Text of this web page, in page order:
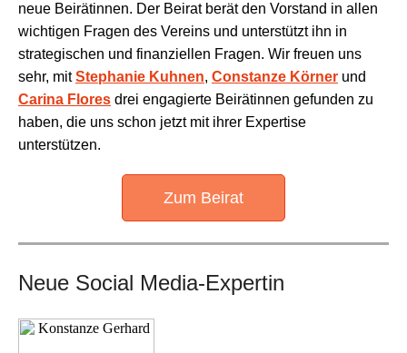
neue Beirätinnen. Der Beirat berät den Vorstand in allen
wichtigen Fragen des Vereins und unterstützt ihn in
strategischen und finanziellen Fragen. Wir freuen uns
sehr, mitStephanie Kuhnen, Constanze Körner und
Carina Flores drei engagierte Beirätinnen gefunden zu
haben, die uns schon jetzt mit ihrer Expertise
unterstützen.
Zum Beirat
Neue Social Media-Expertin